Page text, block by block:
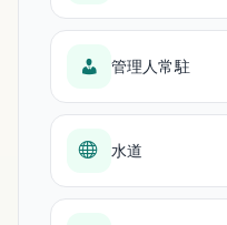
管理人常駐
水道